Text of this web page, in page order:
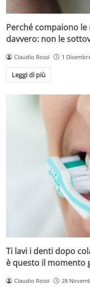
Perché compaiono
davvero: non le
Claudio Rossi 1
Leggi di più
Ti lavi i denti dopo
è questo il momento
Claudio Rossi 28